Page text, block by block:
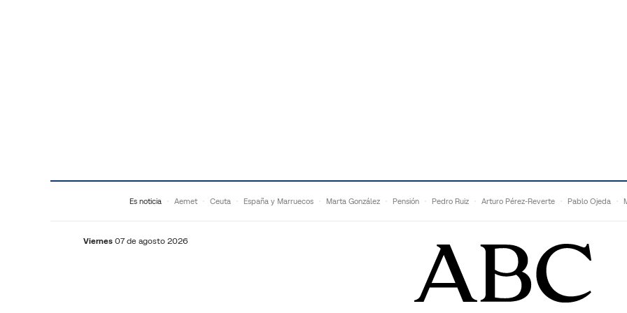
Es noticia Aemet Ceuta España y Marruecos Marta González Pensión Pedro Ruiz Arturo Pérez-Reverte Pablo Ojeda
Viernes 07 de agosto 2026